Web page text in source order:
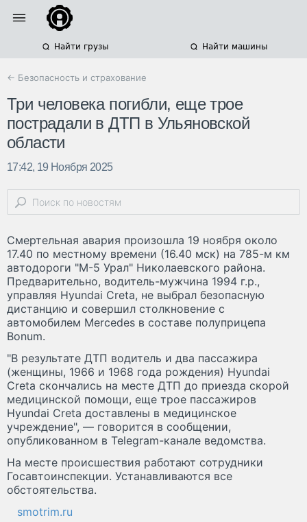
Найти грузы Найти машины
← Безопасность и страхование
Три человека погибли, еще трое
пострадали в ДТП в Ульяновской
области
17:42, 19 Ноября 2025
Смертельная авария произошла 19 ноября около
17.40 по местному времени (16.40 мск) на 785-м км
автодороги "М-5 Урал" Николаевского района.
Предварительно, водитель-мужчина 1994 г.р.,
управляя Hyundai Creta, не выбрал безопасную
дистанцию и совершил столкновение с
автомобилем Mercedes в составе полуприцепа
Bonum.
"В результате ДТП водитель и два пассажира
(женщины, 1966 и 1968 года рождения) Hyundai
Creta скончались на месте ДТП до приезда скорой
медицинской помощи, еще трое пассажиров
Hyundai Creta доставлены в медицинское
учреждение", — говорится в сообщении,
опубликованном в Telegram-канале ведомства.
На месте происшествия работают сотрудники
Госавтоинспекции. Устанавливаются все
обстоятельства.
smotrim.ru